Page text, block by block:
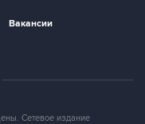
Вакансии
Сетевое издание